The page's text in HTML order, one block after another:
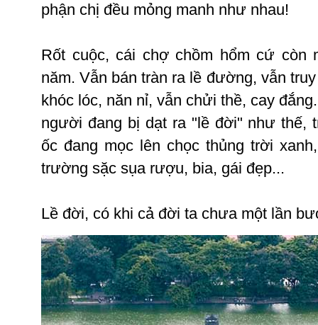
phận chị đều mỏng manh như nhau!
Rốt cuộc, cái chợ chồm hổm cứ còn
năm. Vẫn bán tràn ra lề đường, vẫn truy
khóc lóc, năn nỉ, vẫn chửi thề, cay đắng
người đang bị dạt ra" lề đời" như thế,
ốc đang mọc lên chọc thủng trời xanh
trường sặc sụa rượu, bia, gái đẹp...
Lề đời, có khi cả đời ta chưa một lần